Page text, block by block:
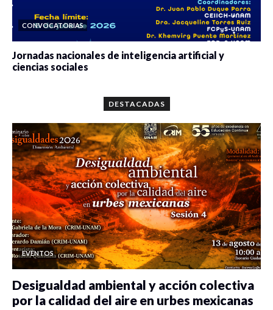
CONVOCATORIAS
Jornadas nacionales de inteligencia artificial y
ciencias sociales
DESTACADAS
EVENTOS
Desigualdad ambiental y acción colectiva
por la calidad del aire en urbes mexicanas